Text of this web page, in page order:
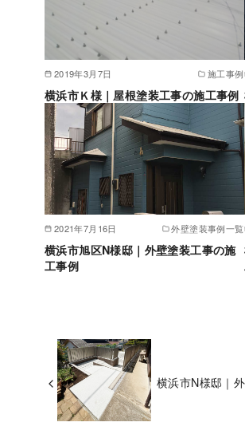
2019年3月7日 施工事例
横浜市Ｋ様｜屋根塗装工事の施工事例
2021年7月16日 外壁塗装事例一覧
横浜市旭区N様邸｜外壁塗装工事の施
工事例
横浜市N様邸｜